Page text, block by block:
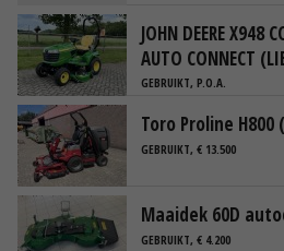
JOHN DEERE X948
AUTO CONNECT
GEBRUIKT, P.O.A.
Toro Proline H800
GEBRUIKT, € 13.500
Maaidek 60D
GEBRUIKT, € 4.200